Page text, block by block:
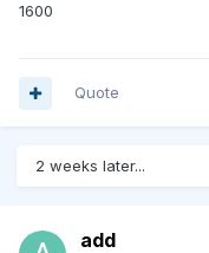
1600
Quote
2 weeks later...
add